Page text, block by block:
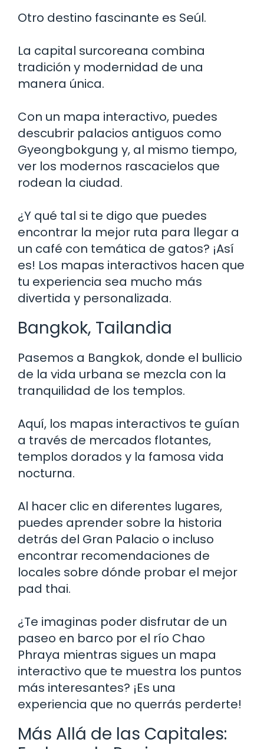
Otro destino fascinante es Seúl.
La capital surcoreana combina
tradición y modernidad de una
manera única.
Con un mapa interactivo, puedes
descubrir palacios antiguos como
Gyeongbokgung y, al mismo tiempo,
ver los modernos rascacielos que
rodean la ciudad.
¿Y qué tal si te digo que puedes
encontrar la mejor ruta para llegar a
un café con temática de gatos? ¡Así
es! Los mapas interactivos hacen que
tu experiencia sea mucho más
divertida y personalizada.
Bangkok, Tailandia
Pasemos a Bangkok, donde el bullicio
de la vida urbana se mezcla con la
tranquilidad de los templos.
Aquí, los mapas interactivos te guían
a través de mercados flotantes,
templos dorados y la famosa vida
nocturna.
Al hacer clic en diferentes lugares,
puedes aprender sobre la historia
detrás del Gran Palacio o incluso
encontrar recomendaciones de
locales sobre dónde probar el mejor
pad thai.
¿Te imaginas poder disfrutar de un
paseo en barco por el río Chao
Phraya mientras sigues un mapa
interactivo que te muestra los puntos
más interesantes? ¡Es una
experiencia que no querrás perderte!
Más Allá de las Capitales: